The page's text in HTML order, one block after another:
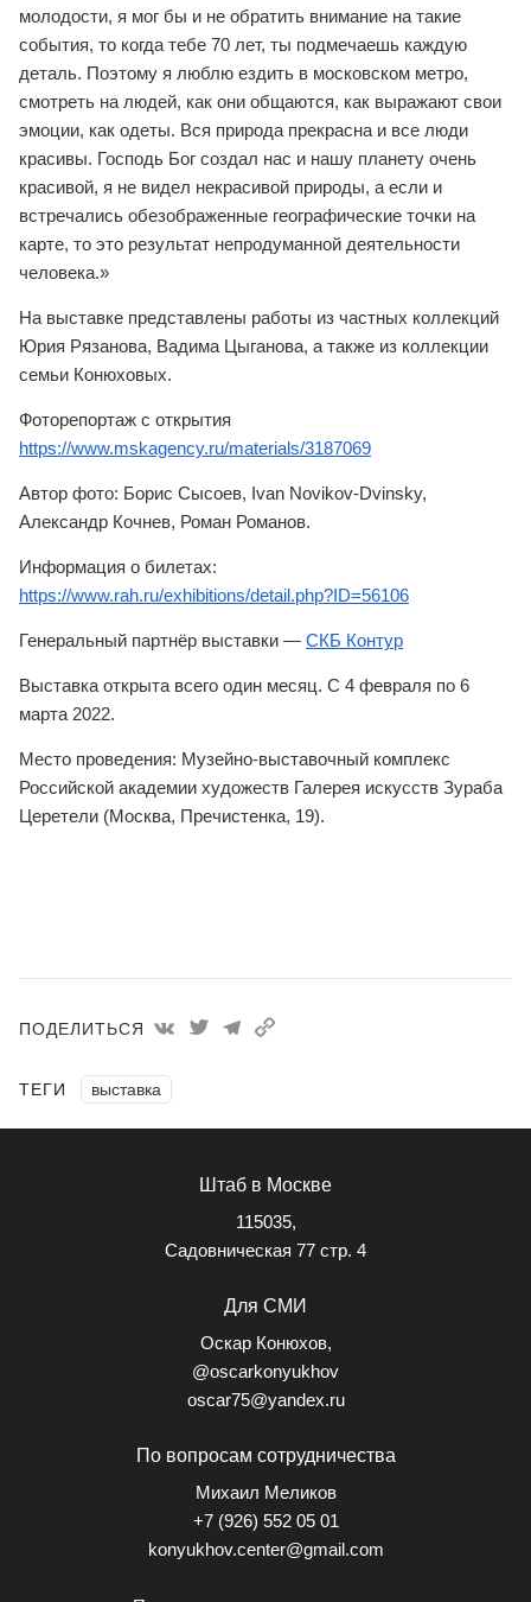
молодости, я мог бы и не обратить внимание на такие
события, то когда тебе 70 лет, ты подмечаешь каждую
деталь. Поэтому я люблю ездить в московском метро,
смотреть на людей, как они общаются, как выражают свои
эмоции, как одеты. Вся природа прекрасна и все люди
красивы. Господь Бог создал нас и нашу планету очень
красивой, я не видел некрасивой природы, а если и
встречались обезображенные географические точки на
карте, то это результат непродуманной деятельности
человека.»
На выставке представлены работы из частных коллекций
Юрия Рязанова, Вадима Цыганова, а также из коллекции
семьи Конюховых.
Фоторепортаж с открытия
https://www.mskagency.ru/materials/3187069
Автор фото: Борис Сысоев, Ivan Novikov-Dvinsky,
Александр Кочнев, Роман Романов.
Информация о билетах:
https://www.rah.ru/exhibitions/detail.php?ID=56106
Генеральный партнёр выставки — СКБ Контур
Выставка открытавсего один месяц. С 4 февраля по 6
марта 2022.
Место проведения: Музейно-выставочный комплекс
Российской академии художеств Галерея искусств Зураба
Церетели (Москва, Пречистенка, 19).
ПОДЕЛИТЬСЯ
ТЕГИ выставка
Штаб в Москве
115035,
Садовническая 77 стр. 4
Для СМИ
Оскар Конюхов,
@oscarkonyukhov
oscar75@yandex.ru
По вопросам сотрудничества
Михаил Меликов
+7 (926) 552 05 01
konyukhov.center@gmail.com